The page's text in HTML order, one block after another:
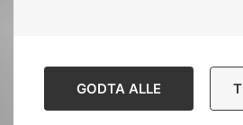
GODTA ALLE